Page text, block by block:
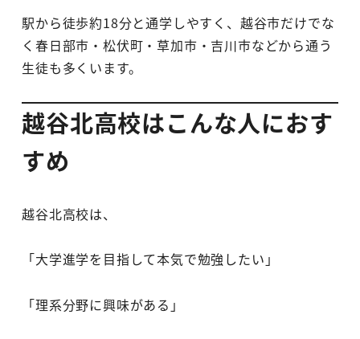
駅から徒歩約18分と通学しやすく、越谷市だけでな
く春日部市・松伏町・草加市・吉川市などから通う
生徒も多くいます。
越谷北高校はこんな人におす
すめ
越谷北高校は、
「大学進学を目指して本気で勉強したい」
「理系分野に興味がある」